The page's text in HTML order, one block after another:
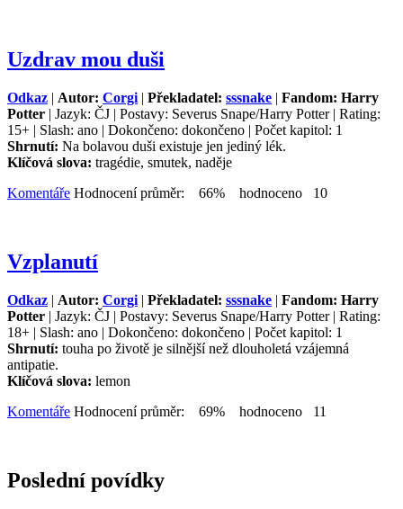
Uzdrav mou duši
Odkaz | Autor: Corgi | Překladatel: sssnake | Fandom: Harry
Potter | Jazyk: ČJ | Postavy: Severus Snape/Harry Potter | Rating:
15+ | Slash: ano | Dokončeno: dokončeno | Počet kapitol: 1
Shrnutí: Na bolavou duši existuje jen jediný lék.
Klíčová slova: tragédie, smutek, naděje
Komentáře Hodnocení průměr: 66% hodnoceno 10
Vzplanutí
Odkaz | Autor: Corgi | Překladatel: sssnake | Fandom: Harry
Potter | Jazyk: ČJ | Postavy: Severus Snape/Harry Potter | Rating:
18+ | Slash: ano | Dokončeno: dokončeno | Počet kapitol: 1
Shrnutí: touha po životě je silnější než dlouholetá vzájemná
antipatie.
Klíčová slova: lemon
Komentáře Hodnocení průměr: 69% hodnoceno 11
Poslední povídky